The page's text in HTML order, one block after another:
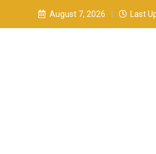
August 7, 2026 Last